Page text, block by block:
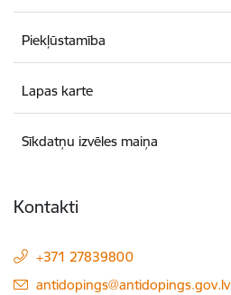
Piekļūstamība
Lapas karte
Sīkdatņu izvēles maiņa
Kontakti
+371 27839800
E-pasts:
antidopings@antidopings.gov.lv